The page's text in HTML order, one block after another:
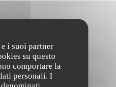
i suoi partner
su questo
comportare la
personali. I